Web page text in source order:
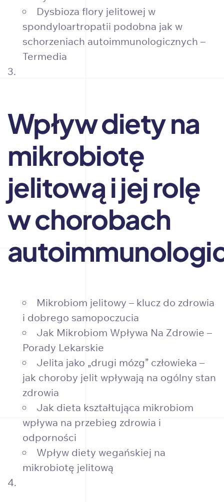
Dysbioza flory jelitowej w
spondyloartropatii podobna jak w
schorzeniach autoimmunologicznych –
Termedia
Wpływ diety na
mikrobiotę
jelitową i jej rolę
w chorobach
Mikrobiom jelitowy – klucz do zdrowia
i dobrego samopoczucia
Jak Mikrobiom Wpływa Na Zdrowie –
Porady Lekarskie
Jelita jako „drugi mózg” człowieka –
jak choroby jelit wpływają na ogólny stan
zdrowia
Jak dieta kształtująca mikrobiom
wpływa na przebieg zdrowia i
odporności
Wpływ diety wegańskiej na
mikrobiotę jelitową